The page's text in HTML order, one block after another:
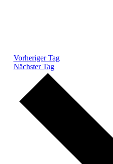
Vorheriger Tag
Nächster Tag